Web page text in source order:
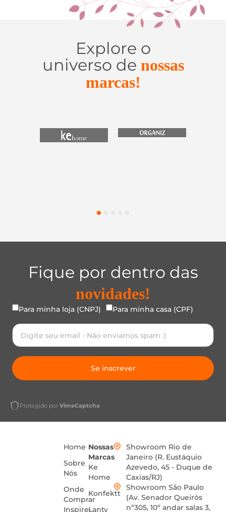
Explore o
universo de nossas
marcas!
45
Fique por dentro das
novidades!
Para minha loja (CNPJ) Para minha casa (CPF)
Se inscrever
Protegido por VimeCaptcha
Home
Sobre
Nós
Onde
Comprar
Inspire-
Nossas
Marcas
Ke
Home
Konfektt
Lanty
Showroom Rio de
Janeiro (R. Eustáquio
Azevedo, 45 - Duque de
Caxias/RJ)
Showroom São Paulo
(Av. Senador Queirós
nº305, 10º andar salas 3,